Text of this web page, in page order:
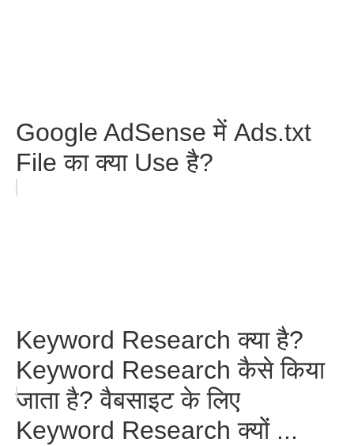
Google AdSense में Ads.txt
File का क्या Use है?
Keyword Research क्या है?
Keyword Research कैसे किया
जाता है? वैबसाइट के लिए
Keyword Research क्यों ...